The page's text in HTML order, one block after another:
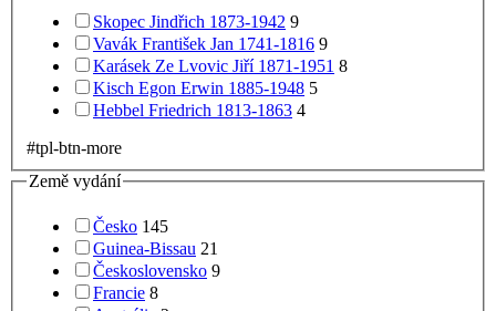
Skopec Jindřich 1873-1942 9
Vavák František Jan 1741-1816 9
Karásek Ze Lvovic Jiří 1871-1951 8
Kisch Egon Erwin 1885-1948 5
Hebbel Friedrich 1813-1863 4
#tpl-btn-more
Země vydání
Česko 145
Guinea-Bissau 21
Československo 9
Francie 8